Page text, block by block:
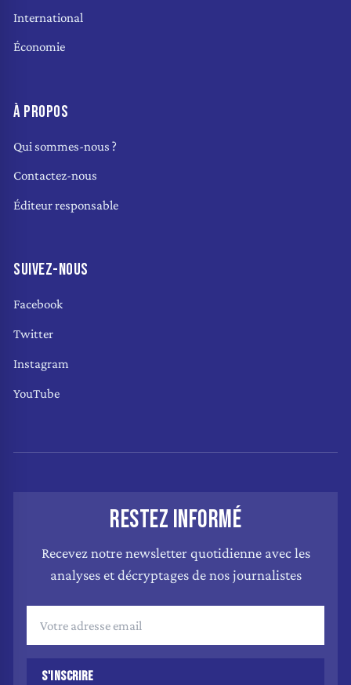
International
Économie
À PROPOS
Qui sommes-nous ?
Contactez-nous
Éditeur responsable
SUIVEZ-NOUS
Facebook
Twitter
Instagram
YouTube
RESTEZ INFORMÉ
Recevez notre newsletter quotidienne avec les
analyses et décryptages de nos journalistes
S'INSCRIRE